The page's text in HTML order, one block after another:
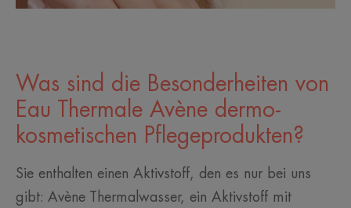
Was sind die Besonderheiten von
Eau Thermale Avène dermo-
kosmetischen Pflegeprodukten?
Sie enthalten einen Aktivstoff, den es nur bei uns
gibt: Avène Thermalwasser, ein Aktivstoff mit